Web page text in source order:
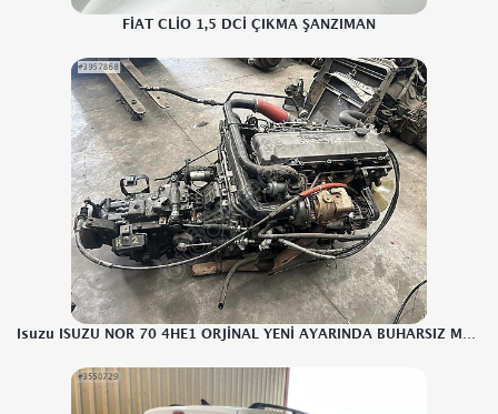
FİAT CLİO 1,5 DCİ ÇIKMA ŞANZIMAN
Isuzu ISUZU NOR 70 4HE1 ORJİNAL YENİ AYARINDA BUHARSIZ MOTOR